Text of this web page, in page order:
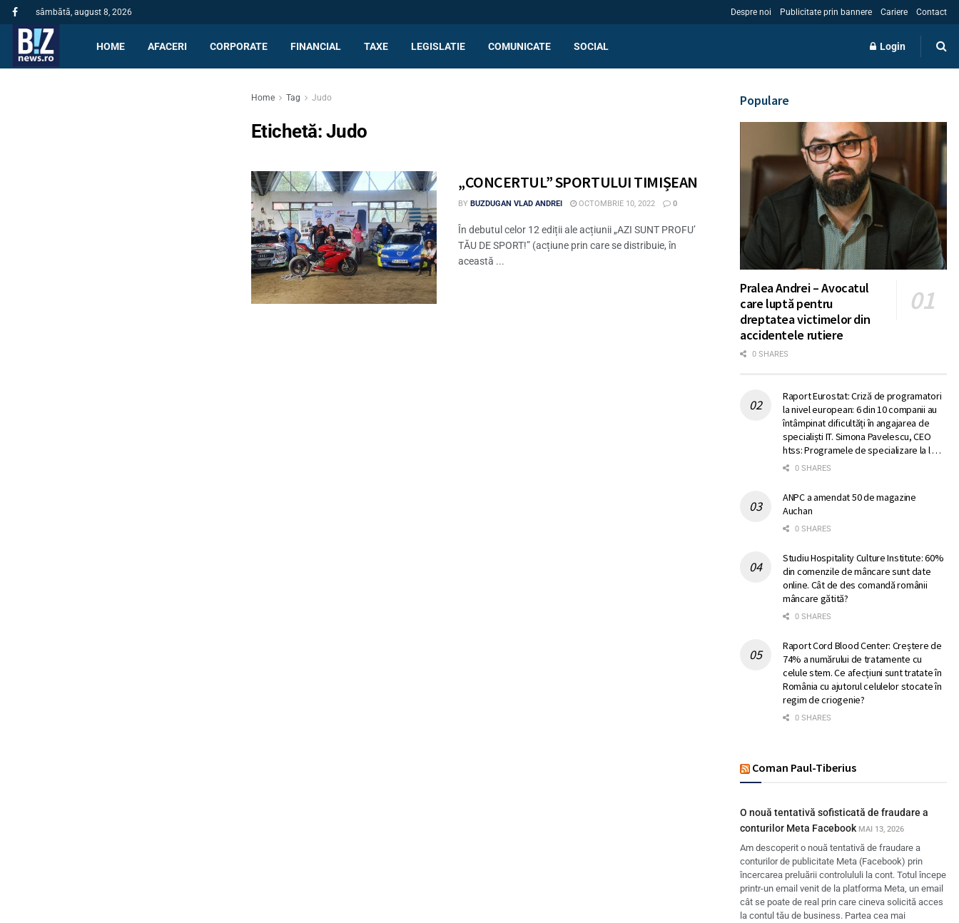
sâmbătă, august 8, 2026 Despre noi Publicitate prin bannere Cariere Contact
HOME AFACERI CORPORATE FINANCIAL TAXE LEGISLATIE COMUNICATE SOCIAL Login
Home Tag Judo
Etichetă: Judo
„CONCERTUL” SPORTULUI TIMIȘEAN
BY BUZDUGAN VLAD ANDREI OCTOMBRIE 10, 2022 0
În debutul celor 12 ediții ale acțiunii „AZI SUNT PROFU’
TĂU DE SPORT!” (acțiune prin care se distribuie, în
această ...
Populare
Pralea Andrei – Avocatul
care luptă pentru
dreptatea victimelor din
accidentele rutiere
0 SHARES
Raport Eurostat: Criză de programatori
la nivel european: 6 din 10 companii au
întâmpinat dificultăți în angajarea de
specialiști IT. Simona Pavelescu, CEO
htss: Programele de specializare la l …
0 SHARES
ANPC a amendat 50 de magazine
Auchan
0 SHARES
Studiu Hospitality Culture Institute: 60%
din comenzile de mâncare sunt date
online. Cât de des comandă românii
mâncare gătită?
0 SHARES
Raport Cord Blood Center: Creștere de
74% a numărului de tratamente cu
celule stem. Ce afecțiuni sunt tratate în
România cu ajutorul celulelor stocate în
regim de criogenie?
0 SHARES
Coman Paul-Tiberius
O nouă tentativă sofisticată de fraudare a
conturilor Meta Facebook MAI 13, 2026
Am descoperit o nouă tentativă de fraudare a
conturilor de publicitate Meta (Facebook) prin
încercarea preluării controlululi la cont. Totul începe
printr-un email venit de la platforma Meta, un email
cât se poate de real prin care cineva solicită acces
la contul tău de business. Partea cea mai